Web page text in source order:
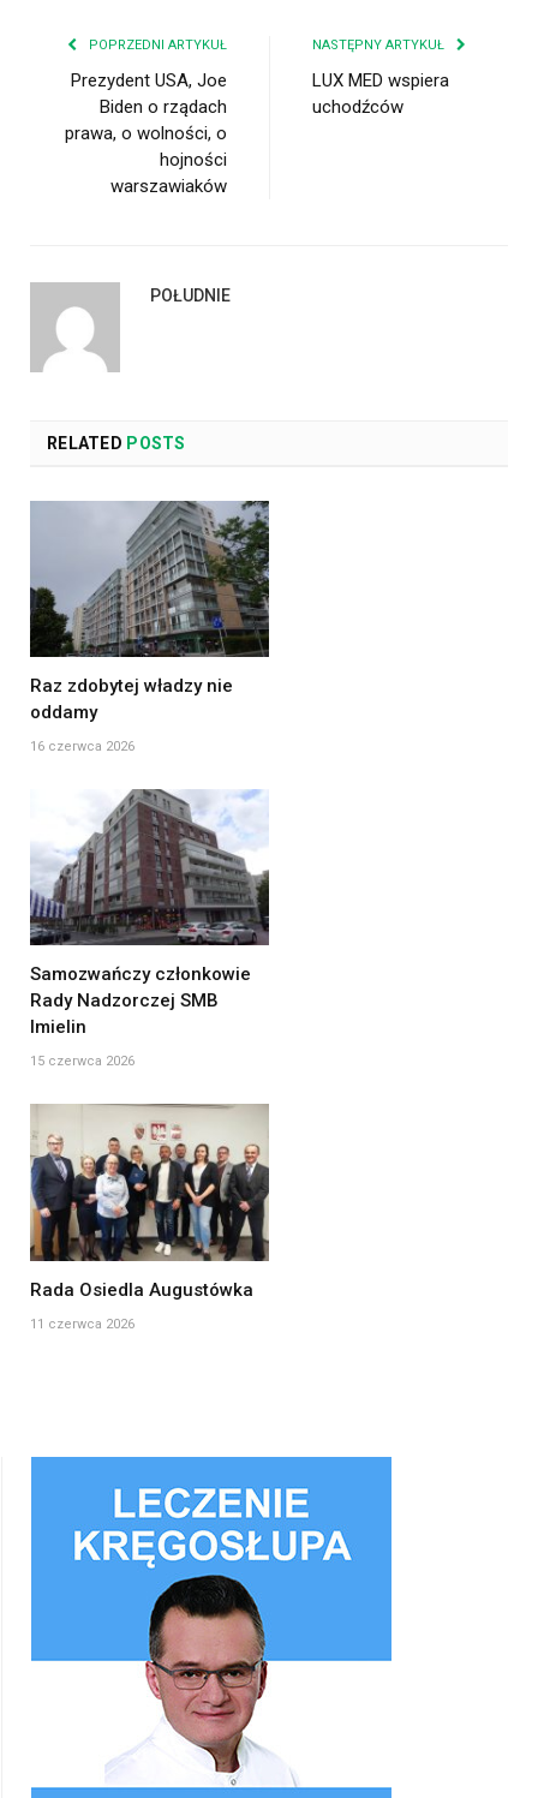
POPRZEDNI ARTYKUŁ
Prezydent USA, Joe
Biden o rządach
prawa, o wolności, o
hojności
warszawiaków
NASTĘPNY ARTYKUŁ
LUX MED wspiera
uchodźców
POŁUDNIE
RELATED POSTS
Raz zdobytej władzy nie
oddamy
16 czerwca 2026
Samozwańczy członkowie
Rady Nadzorczej SMB
Imielin
15 czerwca 2026
Rada Osiedla Augustówka
11 czerwca 2026